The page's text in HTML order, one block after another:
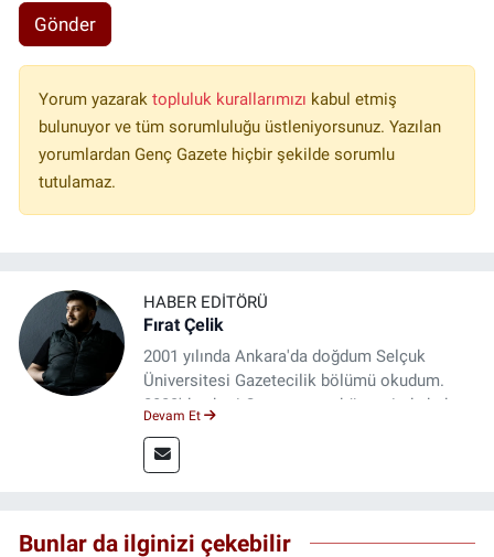
Gönder
Yorum yazarak topluluk kurallarımızı kabul etmiş
bulunuyor ve tüm sorumluluğu üstleniyorsunuz. Yazılan
yorumlardan Genç Gazete hiçbir şekilde sorumlu
tutulamaz.
HABER EDITÖRÜ
Fırat Çelik
2001 yılında Ankara'da doğdum Selçuk
Üniversitesi Gazetecilik bölümü okudum.
2023'den beri Genç gazete bünyesinde haber
Devam Et
Bunlar da ilginizi çekebilir